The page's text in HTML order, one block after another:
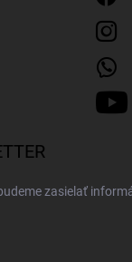
zasielať